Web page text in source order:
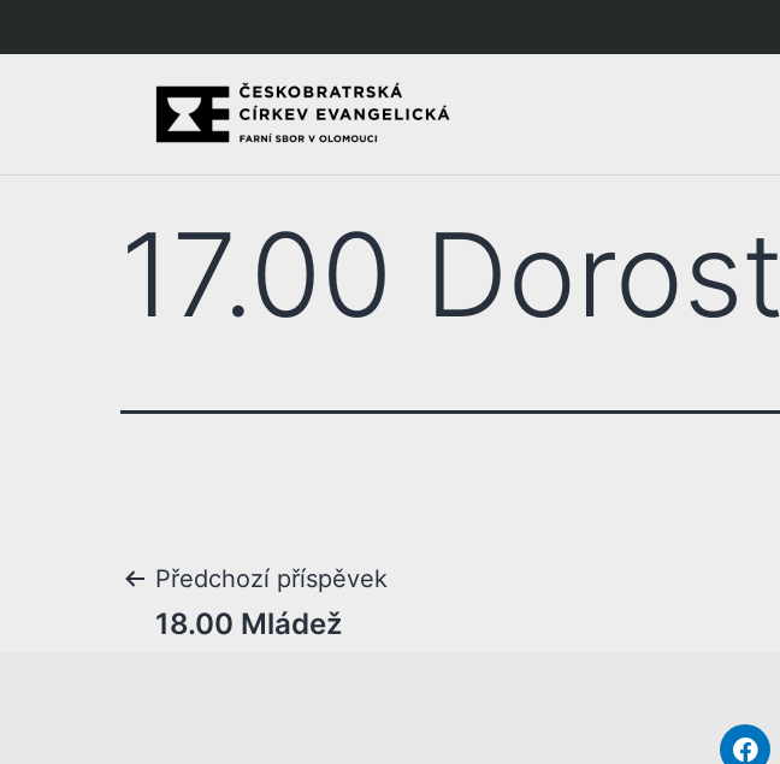
17.00 Dorost
Předchozí příspěvek
18.00 Mládež